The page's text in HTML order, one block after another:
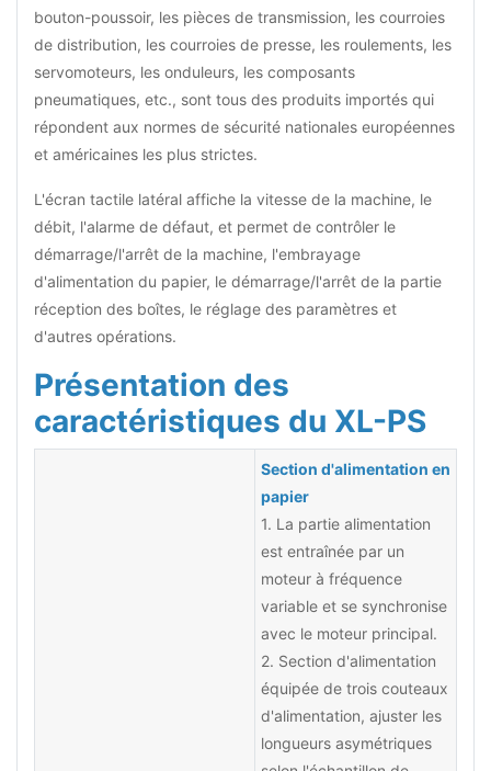
bouton-poussoir, les pièces de transmission, les courroies
de distribution, les courroies de presse, les roulements, les
servomoteurs, les onduleurs, les composants
pneumatiques, etc., sont tous des produits importés qui
répondent aux normes de sécurité nationales européennes
et américaines les plus strictes.
L'écran tactile latéral affiche la vitesse de la machine, le
débit, l'alarme de défaut, et permet de contrôler le
démarrage/l'arrêt de la machine, l'embrayage
d'alimentation du papier, le démarrage/l'arrêt de la partie
réception des boîtes, le réglage des paramètres et
d'autres opérations.
Présentation des
caractéristiques du XL-PS
Section d'alimentation en
papier
1. La partie alimentation
est entraînée par un
moteur à fréquence
variable et se synchronise
avec le moteur principal.
2. Section d'alimentation
équipée de trois couteaux
d'alimentation, ajuster les
longueurs asymétriques